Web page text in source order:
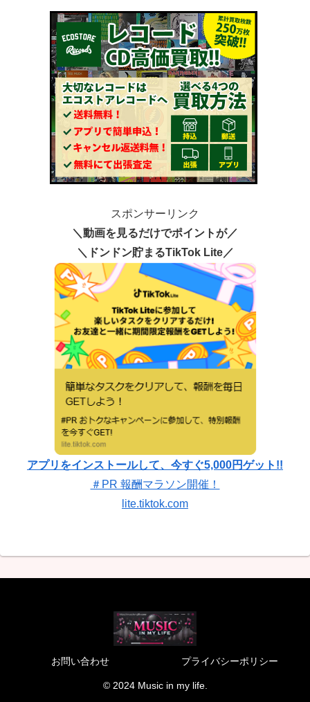
スポンサーリンク
＼動画を見るだけでポイントが／
＼ドンドン貯まるTikTok Lite／
アプリをインストールして、今すぐ5,000円ゲット!!
＃PR 報酬マラソン開催！
lite.tiktok.com
お問い合わせ プライバシーポリシー
© 2024 Music in my life.